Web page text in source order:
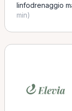
linfodrenaggio
min)